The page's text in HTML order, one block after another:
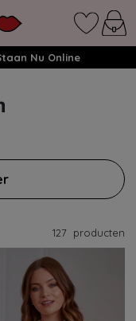
Nu Online
127 producten